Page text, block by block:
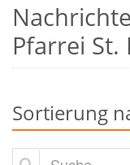
Pfarrei St.
Sortierung
Suche